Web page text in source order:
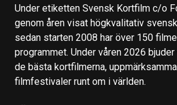
Under etiketten Svensk Kortfilm c/o
genom åren visat högkvalitativ
sedan starten 2008 har över 150
programmet. Under våren 2026 bjuder
de bästa kortfilmerna,
filmfestivaler runt om i världen.